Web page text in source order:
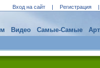
Вход на сайт | Регистрация |
Видео Самые-Самые Арт